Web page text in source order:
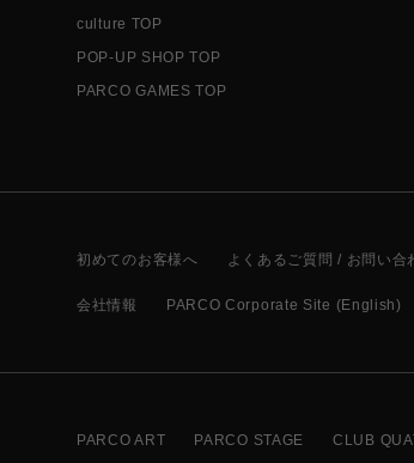
culture TOP
POP-UP SHOP TOP
PARCO GAMES TOP
初めてのお客様へ よくあるご質問 / お問い合
会社情報 PARCO Corporate Site (English)
PARCO ART PARCO STAGE CLUB